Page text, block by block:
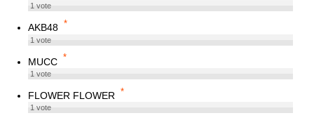
1vote
AKB48 *
1vote
MUCC *
1vote
FLOWER FLOWER *
1vote